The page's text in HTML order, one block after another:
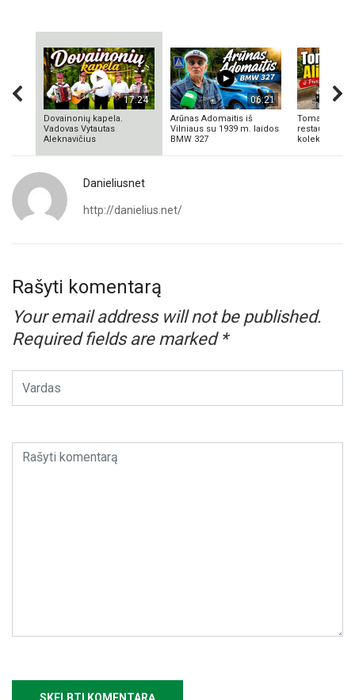
17:24
Dovainonių kapela.
Vadovas Vytautas
Aleknavičius
06:21
Arūnas Adomaitis iš
Vilniaus su 1939 m. laidos
BMW 327
Tomas
Danieliusnet
http://danielius.net/
Rašyti komentarą
Your email address will not be published.
Required fields are marked *